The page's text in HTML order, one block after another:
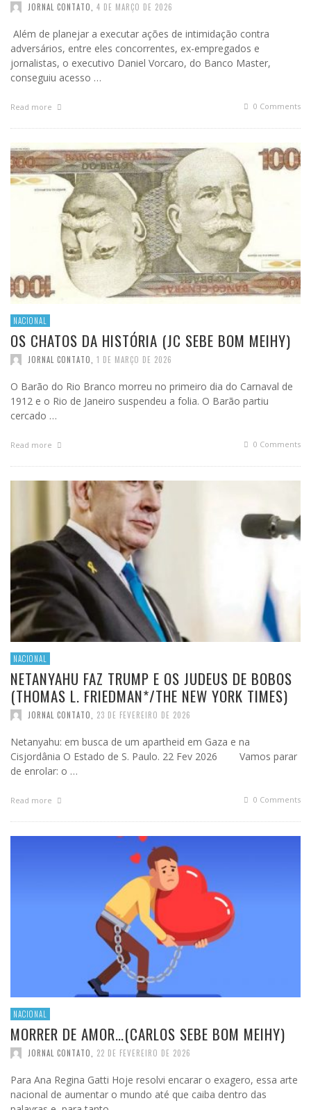
JORNAL CONTATO, 4 DE MARÇO DE 2026
Além de planejar a executar ações de intimidação contra
adversários, entre eles concorrentes, ex-empregados e
jornalistas, o executivo Daniel Vorcaro, do Banco Master,
conseguiu acesso …
Read more 0 Comments
NACIONAL
OS CHATOS DA HISTÓRIA (JC SEBE BOM MEIHY)
JORNAL CONTATO, 1 DE MARÇO DE 2026
O Barão do Rio Branco morreu no primeiro dia do Carnaval de
1912 e o Rio de Janeiro suspendeu a folia. O Barão partiu
cercado …
Read more 0 Comments
NACIONAL
NETANYAHU FAZ TRUMP E OS JUDEUS DE BOBOS
(THOMAS L. FRIEDMAN*/THE NEW YORK TIMES)
JORNAL CONTATO, 23 DE FEVEREIRO DE 2026
Netanyahu: em busca de um apartheid em Gaza e na
Cisjordânia O Estado de S. Paulo. 22 Fev 2026 Vamos parar
de enrolar: o …
Read more 0 Comments
NACIONAL
MORRER DE AMOR…(CARLOS SEBE BOM MEIHY)
JORNAL CONTATO, 22 DE FEVEREIRO DE 2026
Para Ana Regina Gatti Hoje resolvi encarar o exagero, essa arte
nacional de aumentar o mundo até que caiba dentro das